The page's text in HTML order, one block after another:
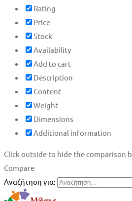
Rating
Price
Stock
Availability
Add to cart
Description
Content
Weight
Dimensions
Additional information
Click outside to hide the comparison
Compare
Αναζήτηση για: